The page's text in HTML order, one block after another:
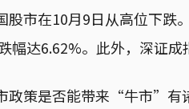
股市在10月9日从高位下跌
幅达6.62%。此外，深证成
政策是否能带来“牛市”有